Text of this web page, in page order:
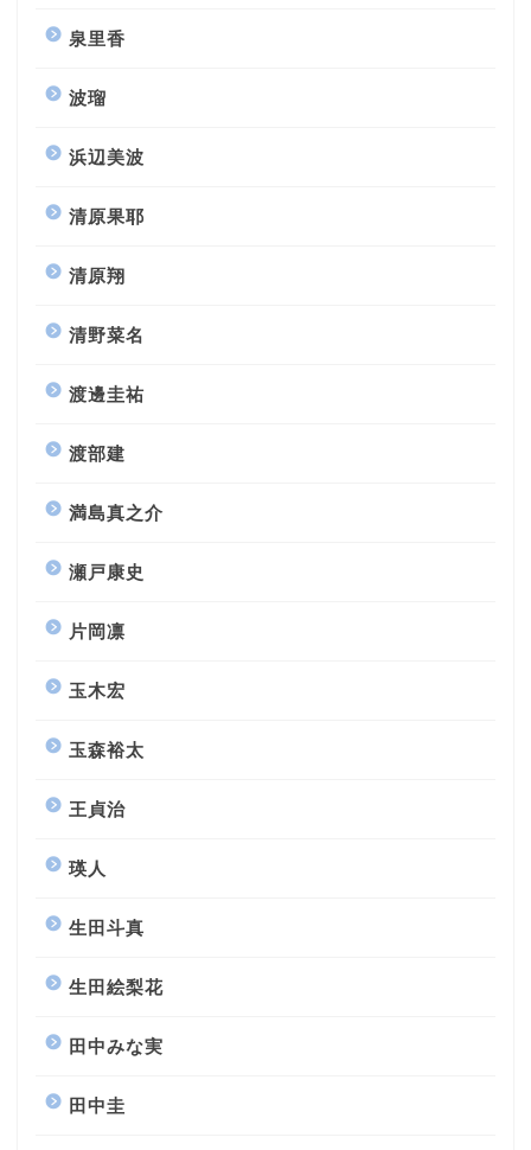
泉里香
波瑠
浜辺美波
清原果耶
清原翔
清野菜名
渡邊圭祐
渡部建
満島真之介
瀬戸康史
片岡凛
玉木宏
玉森裕太
王貞治
瑛人
生田斗真
生田絵梨花
田中みな実
田中圭